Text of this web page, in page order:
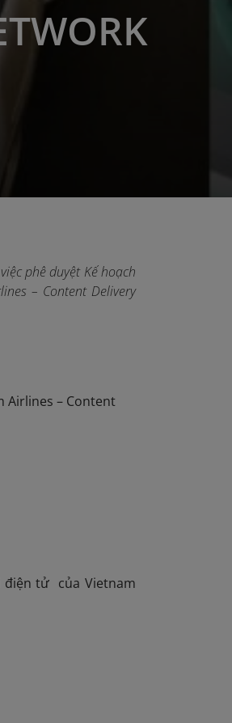
phê duyệt Kế hoạch
– Content Delivery
Airlines – Content
tử của Vietnam